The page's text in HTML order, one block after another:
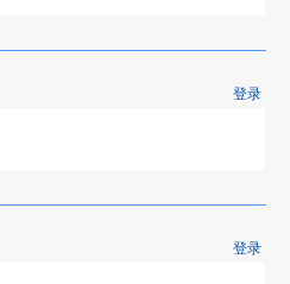
登录
登录